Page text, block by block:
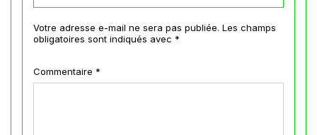
Votre adresse e-mail ne sera pas publiée. Les champs
obligatoires sont indiqués avec *
Commentaire *